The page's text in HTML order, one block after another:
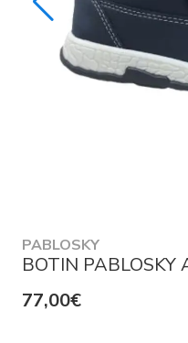
PABLOSKY
BOTIN PABLOSKY
77,00€